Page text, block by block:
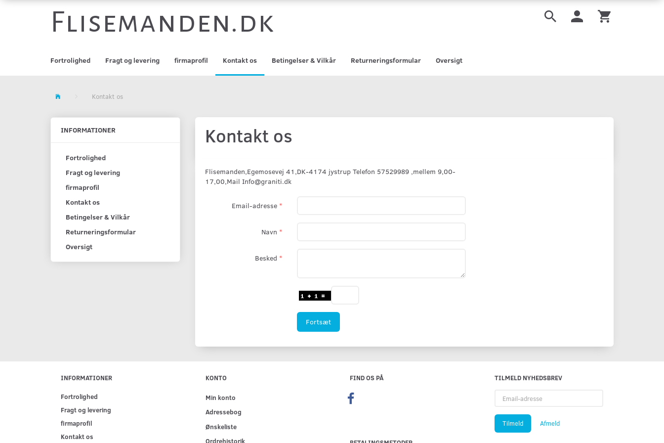
Flisemanden.dk
Fortrolighed Fragt og levering firmaprofil Kontakt os Betingelser & Vilkår Returneringsformular Oversigt
Kontakt os
INFORMATIONER
Fortrolighed
Fragt og levering
firmaprofil
Kontakt os
Betingelser & Vilkår
Returneringsformular
Oversigt
Kontakt os
Flisemanden,Egemosevej 41,DK-4174 jystrup Telefon 57529989 ,mellem 9,00-
17,00,Mail Info@graniti.dk
Email-adresse
Navn
Besked
Fortsæt
INFORMATIONER
Fortrolighed
Fragt og levering
firmaprofil
Kontakt os
KONTO
Min konto
Adressebog
Ønskeliste
Ordrehistorik
FIND OS PÅ
TILMELD NYHEDSBREV
adresse
Tilmeld Afmeld